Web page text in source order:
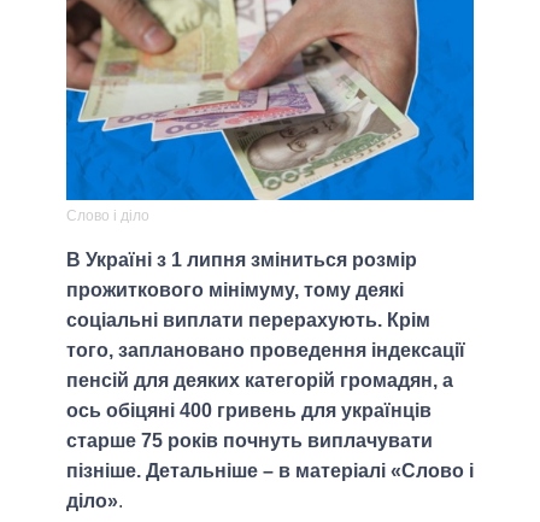
Слово і діло
В Україні з 1 липня зміниться розмір
прожиткового мінімуму, тому деякі
соціальні виплати перерахують. Крім
того, заплановано проведення індексації
пенсій для деяких категорій громадян, а
ось обіцяні 400 гривень для українців
старше 75 років почнуть виплачувати
пізніше. Детальніше – в матеріалі «Слово і
діло».